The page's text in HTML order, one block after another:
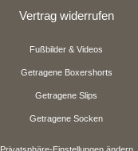
Vertrag widerrufen
Fußbilder & Videos
Getragene Boxershorts
Getragene Slips
Getragene Socken